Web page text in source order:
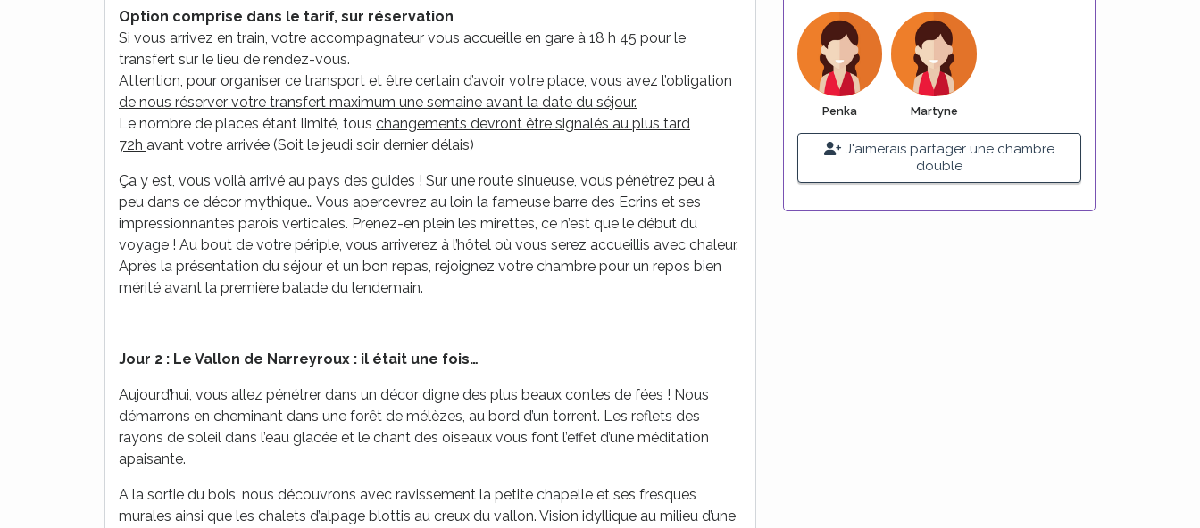
Option comprise dans le tarif, sur réservation
Si vous arrivez en train, votre accompagnateur vous accueille en gare à 18 h 45 pour le
transfert sur le lieu de rendez-vous.
Attention, pour organiser ce transport et être certain d’avoir votre place, vous avez l’obligation
de nous réserver votre transfert maximum une semaine avant la date du séjour.
Le nombre de places étant limité, tous changements devront être signalés au plus tard
72h avant votre arrivée (Soit le jeudi soir dernier délais)
Ça y est, vous voilà arrivé au pays des guides ! Sur une route sinueuse, vous pénétrez peu à
peu dans ce décor mythique… Vous apercevrez au loin la fameuse barre des Ecrins et ses
impressionnantes parois verticales. Prenez-en plein les mirettes, ce n’est que le début du
voyage ! Au bout de votre périple, vous arriverez à l’hôtel où vous serez accueillis avec chaleur.
Après la présentation du séjour et un bon repas, rejoignez votre chambre pour un repos bien
mérité avant la première balade du lendemain.
Jour 2 : Le Vallon de Narreyroux : il était une fois…
Aujourd’hui, vous allez pénétrer dans un décor digne des plus beaux contes de fées ! Nous
démarrons en cheminant dans une forêt de mélèzes, au bord d’un torrent. Les reflets des
rayons de soleil dans l’eau glacée et le chant des oiseaux vous font l’effet d’une méditation
apaisante.
A la sortie du bois, nous découvrons avec ravissement la petite chapelle et ses fresques
murales ainsi que les chalets d’alpage blottis au creux du vallon. Vision idyllique au milieu d’une
Penka Martyne
J'aimerais partager une chambre
double